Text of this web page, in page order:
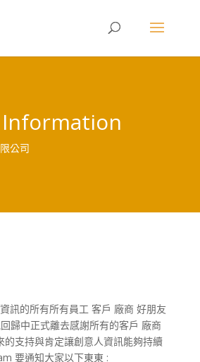
Information
公司
訊的所有所有員工 客戶 廠商 好朋友
歸中正式離去感謝所有的客戶 廠商
的支持與肯定讓創意人資訊能夠持續
要通知大家以下東東 :